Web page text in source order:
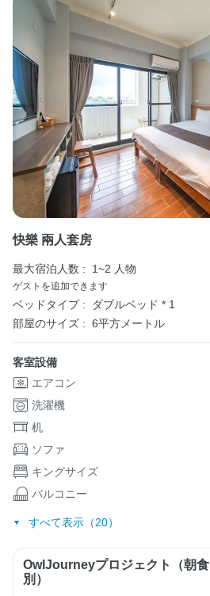
快樂 兩人套房
最大宿泊人数 : 1~2 人物
ゲストを追加できます
ベッドタイプ :
ダブルベッド * 1
部屋のサイズ : 6平方メートル
客室設備
エアコン
洗濯機
机
ソファ
キングサイズ
バルコニー
すべて表示（20）
OwlJourneyプロジェクト（朝食
別）